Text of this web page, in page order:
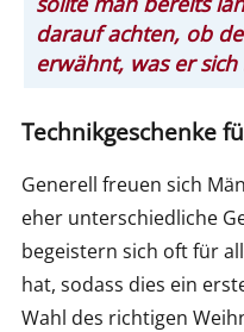
darauf achten, ob
erwähnt, was er
Technikgeschenke
Generell freuen sich
eher unterschiedliche
begeistern sich oft für
hat, sodass dies ein
Wahl des richtigen